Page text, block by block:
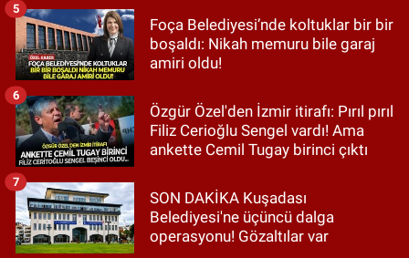
Foça Belediyesi’nde koltuklar bir bir
boşaldı: Nikah memuru bile garaj
amiri oldu!
5
Özgür Özel'den İzmir itirafı: Pırıl pırıl
Filiz Cerioğlu Sengel vardı! Ama
ankette Cemil Tugay birinci çıktı
6
SON DAKİKA Kuşadası
Belediyesi'ne üçüncü dalga
operasyonu! Gözaltılar var
7